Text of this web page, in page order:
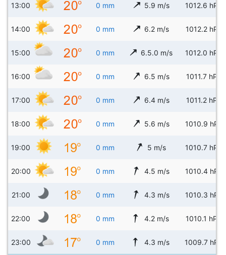
13:00 0 mm 5.9 m/s 1012.6 hPa
14:00 0 mm 6.2 m/s 1012.2 hPa
15:00 0 mm 6.5.0 m/s 1012.0 hPa
16:00 0 mm 6.5 m/s 1011.7 hPa
17:00 0 mm 6.4 m/s 1011.2 hPa
18:00 0 mm 5.6 m/s 1010.9 hPa
19:00 0 mm 5 m/s 1010.7 hPa
20:00 0 mm 4.5 m/s 1010.4 hPa
21:00 0 mm 4.3 m/s 1010.3 hPa
22:00 0 mm 4.2 m/s 1010.1 hPa
23:00 0 mm 4.3 m/s 1009.7 hPa